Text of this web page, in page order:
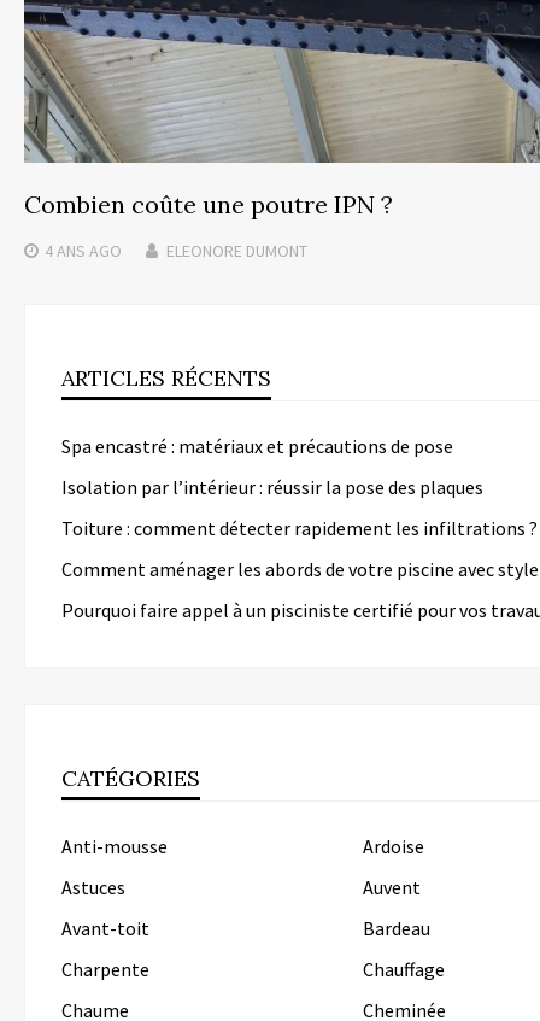
Combien coûte une poutre IPN ?
4 ANS AGO ELEONORE DUMONT
ARTICLES RÉCENTS
Spa encastré : matériaux et précautions de pose
Isolation par l’intérieur : réussir la pose des plaques
Toiture : comment détecter rapidement les infiltrations ?
Comment aménager les abords de votre piscine avec style
Pourquoi faire appel à un pisciniste certifié pour vos
CATÉGORIES
Anti-mousse
Ardoise
Astuces
Auvent
Avant-toit
Bardeau
Charpente
Chauffage
Chaume
Cheminée